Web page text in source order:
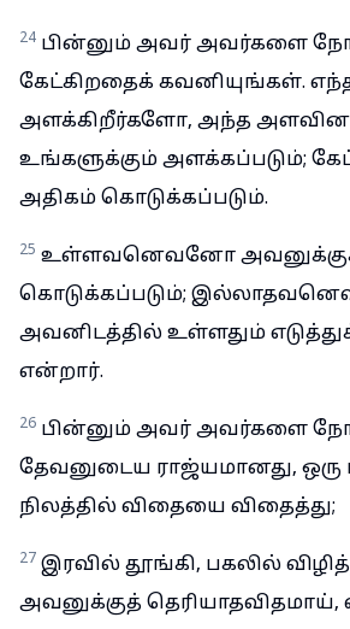
24 பின்னும் அவர் அவர்களை
கேட்கிறதைக் கவனியுங்கள்.
அளக்கிறீர்களோ, அந்த
உங்களுக்கும் அளக்கப்படும்;
அதிகம் கொடுக்கப்படும்.
25 உள்ளவனெவனோ
கொடுக்கப்படும்;
அவனிடத்தில் உள்ளதும்
என்றார்.
26 பின்னும் அவர் அவர்களை
தேவனுடைய ராஜ்யமானது,
நிலத்தில் விதையை விதைத்து;
27 இரவில் தூங்கி, பகலில்
அவனுக்குத் தெரியாதவிதமாய்,